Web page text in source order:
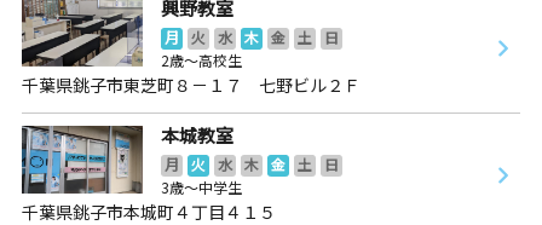
興野教室
月 火 水 木 金 土
日
2歳～高校生
千葉県銚子市東芝町８－１７ 七野ビル２Ｆ
本城教室
月 火 水 木 金 土
日
3歳～中学生
千葉県銚子市本城町４丁目４１５